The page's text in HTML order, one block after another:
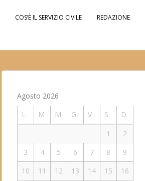
COS’È IL SERVIZIO CIVILE REDAZIONE
Agosto 2026
L
M M G V S
D
1
2
3
4 5 6 7 8
9
10
11 12 13 14 15
16